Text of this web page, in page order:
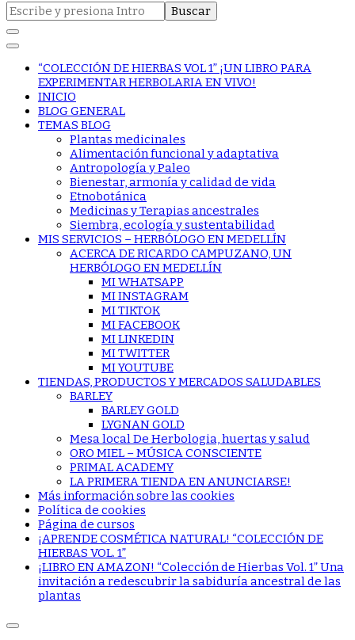
Buscar:
“COLECCIÓN DE HIERBAS VOL 1” ¡UN LIBRO PARA
EXPERIMENTAR HERBOLARIA EN VIVO!
INICIO
BLOG GENERAL
TEMAS BLOG
Plantas medicinales
Alimentación funcional y adaptativa
Antropología y Paleo
Bienestar, armonía y calidad de vida
Etnobotánica
Medicinas y Terapias ancestrales
Siembra, ecología y sustentabilidad
MIS SERVICIOS – HERBÓLOGO EN MEDELLÍN
ACERCA DE RICARDO CAMPUZANO, UN
HERBÓLOGO EN MEDELLÍN
MI WHATSAPP
MI INSTAGRAM
MI TIKTOK
MI FACEBOOK
MI LINKEDIN
MI TWITTER
MI YOUTUBE
TIENDAS, PRODUCTOS Y MERCADOS SALUDABLES
BARLEY
BARLEY GOLD
LYGNAN GOLD
Mesa local De Herbologia, huertas y salud
ORO MIEL – MÚSICA CONSCIENTE
PRIMAL ACADEMY
LA PRIMERA TIENDA EN ANUNCIARSE!
Más información sobre las cookies
Política de cookies
Página de cursos
¡APRENDE COSMÉTICA NATURAL! “COLECCIÓN DE
HIERBAS VOL. 1”
¡LIBRO EN AMAZON! “Colección de Hierbas Vol. 1” Una
invitación a redescubrir la sabiduría ancestral de las
plantas